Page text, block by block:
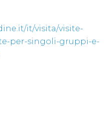
it/visita/visite-
per-singoli-gruppi-e-